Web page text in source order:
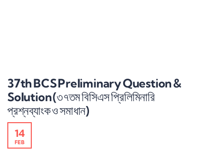
37th BCS Preliminary Question &
Solution (৩৭তম বিসিএস প্রিলিমিনারি
প্রশ্নব্যাংক ও সমাধান)
14
FEB